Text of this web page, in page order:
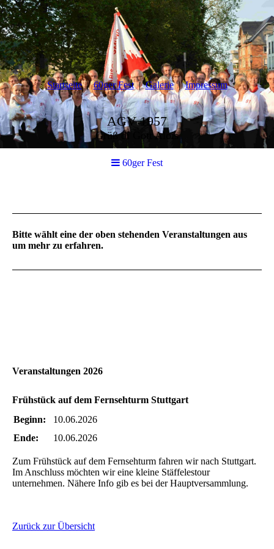
Startseite 60ger Fest Galerie Impressum
AGV 1957
Grüß di Gott Alois
60ger Fest
Bitte wählt eine der oben stehenden Veranstaltungen aus
um mehr zu erfahren.
Veranstaltungen 2026
Frühstück auf dem Fernsehturm Stuttgart
Beginn:
10.06.2026
Ende:
10.06.2026
Zum Frühstück auf dem Fernsehturm fahren wir nach Stuttgart.
Im Anschluss möchten wir eine kleine Stäffelestour
unternehmen. Nähere Info gib es bei der Hauptversammlung.
Zurück zur Übersicht